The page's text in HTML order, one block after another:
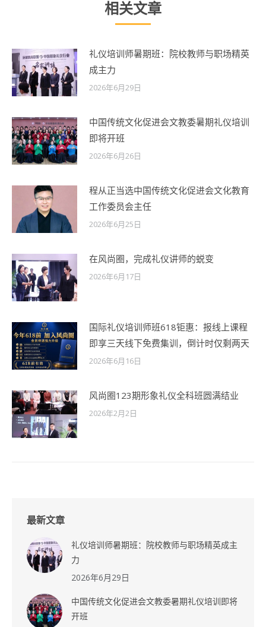
相关文章
礼仪培训师暑期班：院校教师与职场精英
成主力
2026年6月29日
中国传统文化促进会文教委暑期礼仪培训
即将开班
2026年6月26日
程从正当选中国传统文化促进会文化教育
工作委员会主任
2026年6月25日
在风尚圈，完成礼仪讲师的蜕变
2026年6月17日
国际礼仪培训师班618钜惠：报线上课程
即享三天线下免费集训，倒计时仅剩两天
2026年6月16日
风尚圈123期形象礼仪全科班圆满结业
2026年2月2日
最新文章
礼仪培训师暑期班：院校教师与职场精英成主
力
2026年6月29日
中国传统文化促进会文教委暑期礼仪培训即将
开班